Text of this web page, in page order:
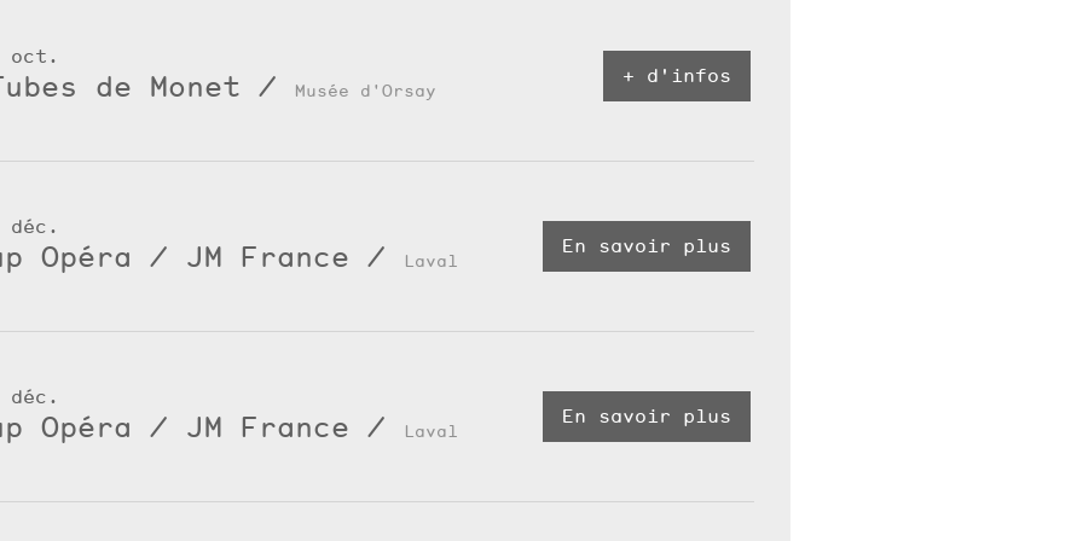
oct.
de Monet / Musée d'Orsay
+ d'infos
Opéra / JM France / Laval
En savoir plus
déc.
Opéra / JM France / Laval
En savoir plus